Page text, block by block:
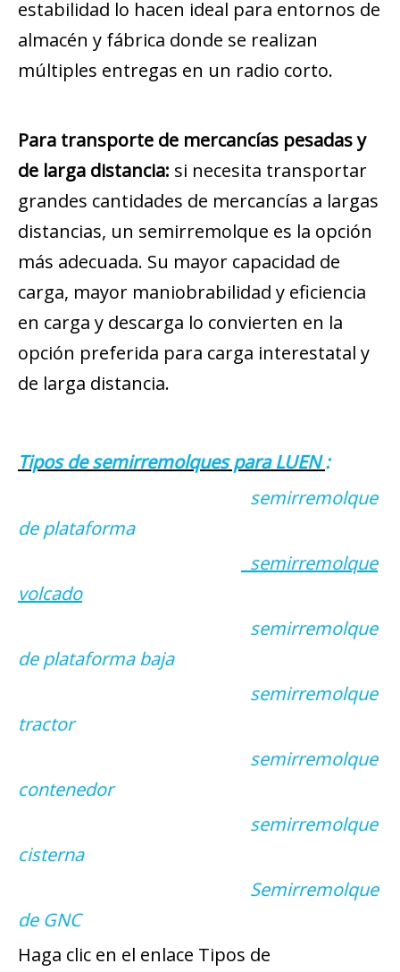
estabilidad lo hacen ideal para entornos de
almacén y fábrica donde se realizan
múltiples entregas en un radio corto.
Para transporte de mercancías pesadas y
de larga distancia: si necesita transportar
grandes cantidades de mercancías a largas
distancias, un semirremolque es la opción
más adecuada. Su mayor capacidad de
carga, mayor maniobrabilidad y eficiencia
en carga y descarga lo convierten en la
opción preferida para carga interestatal y
de larga distancia.
Tipos de semirremolques para LUEN:
semirremolque
de plataforma
semirremolque
volcado
semirremolque
de plataforma baja
semirremolque
tractor
semirremolque
contenedor
semirremolque
cisterna
Semirremolque
de GNC
Haga clic en el enlace Tipos de